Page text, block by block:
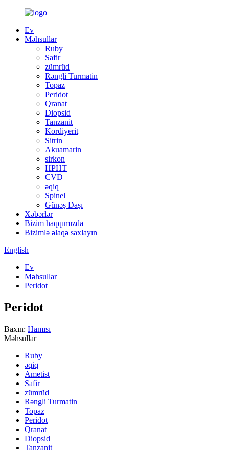
Ev
Məhsullar
Ruby
Safir
zümrüd
Rəngli Turmatin
Topaz
Peridot
Qranat
Diopsid
Tanzanit
Kordiyerit
Sitrin
Akuamarin
sirkon
HPHT
CVD
əqiq
Spinel
Günəş Daşı
Xəbərlər
Bizim haqqımızda
Bizimlə əlaqə saxlayın
English
Ev
Məhsullar
Peridot
Peridot
Baxın: Hamısı
Məhsullar
Ruby
əqiq
Ametist
Safir
zümrüd
Rəngli Turmatin
Topaz
Peridot
Qranat
Diopsid
Tanzanit